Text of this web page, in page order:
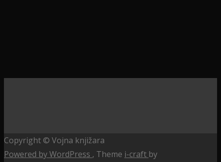
Copyright © Vojna knjižara
Powered by WordPress , Theme i-craft by